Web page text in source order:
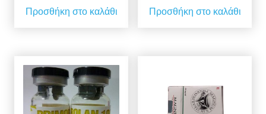
Προσθήκη στο καλάθι Προσθήκη στο καλάθι